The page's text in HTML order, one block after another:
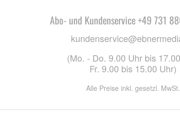
Abo- und Kundenservice +49 731
(Mo. - Do. 9.00 Uhr bis
Fr. 9.00 bis 15.00 Uhr)
Alle Preise inkl. gesetzl. MwSt.